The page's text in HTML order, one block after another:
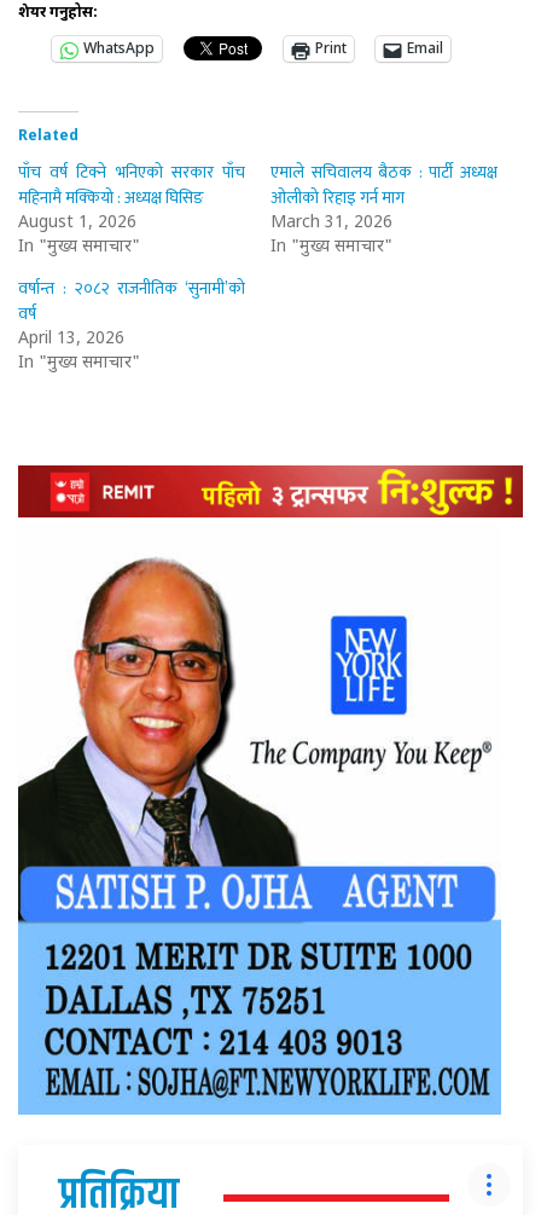
शेयर गर्नुहोस:
WhatsApp
Print Email
Related
पाँच वर्ष टिक्ने भनिएको सरकार पाँच
महिनामै मक्कियो : अध्यक्ष घिसिङ
August 1, 2026
In "मुख्य समाचार"
एमाले सचिवालय बैठक : पार्टी अध्यक्ष
ओलीको रिहाइ गर्न माग
March 31, 2026
In "मुख्य समाचार"
वर्षान्त : २०८२ राजनीतिक ‘सुनामी’को
वर्ष
April 13, 2026
In "मुख्य समाचार"
प्रतिक्रिया